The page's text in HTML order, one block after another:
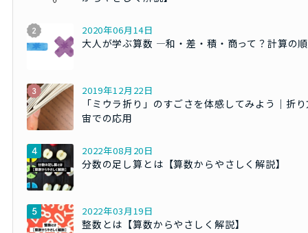
2020年06月14日
大人が学ぶ算数 ―和・差・積・商って？計算の
2019年12月22日
「ミウラ折り」のすごさを体感してみよう｜折
宙での応用
2022年08月20日
分数の足し算とは【算数からやさしく解説】
2022年03月19日
整数とは【算数からやさしく解説】